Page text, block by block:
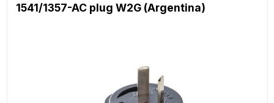
1541/1357-AC plug W2G (Argentina)